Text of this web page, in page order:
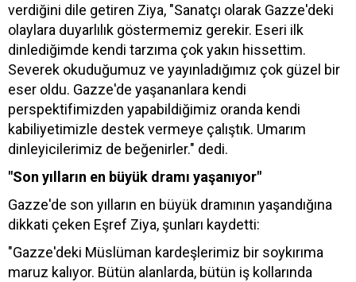
verdiğini dile getiren Ziya, "Sanatçı olarak Gazze'deki
olaylara duyarlılık göstermemiz gerekir. Eseri ilk
dinlediğimde kendi tarzıma çok yakın hissettim.
Severek okuduğumuz ve yayınladığımız çok güzel bir
eser oldu. Gazze'de yaşananlara kendi
perspektifimizden yapabildiğimiz oranda kendi
kabiliyetimizle destek vermeye çalıştık. Umarım
dinleyicilerimiz de beğenirler." dedi.
"Son yılların en büyük dramı yaşanıyor"
Gazze'de son yılların en büyük dramının yaşandığına
dikkati çeken Eşref Ziya, şunları kaydetti:
"Gazze'deki Müslüman kardeşlerimiz bir soykırıma
maruz kalıyor. Bütün alanlarda, bütün iş kollarında